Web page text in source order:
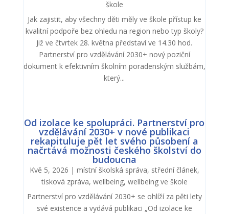
škole
Jak zajistit, aby všechny děti měly ve škole přístup ke
kvalitní podpoře bez ohledu na region nebo typ školy?
Již ve čtvrtek 28. května představí ve 14.30 hod.
Partnerství pro vzdělávání 2030+ nový poziční
dokument k efektivním školním poradenským službám,
který...
Od izolace ke spolupráci. Partnerství pro
vzdělávání 2030+ v nové publikaci
rekapituluje pět let svého působení a
načrtává možnosti českého školství do
budoucna
Kvě 5, 2026 | místní školská správa, střední článek,
tisková zpráva, wellbeing, wellbeing ve škole
Partnerství pro vzdělávání 2030+ se ohlíží za pěti lety
své existence a vydává publikaci „Od izolace ke